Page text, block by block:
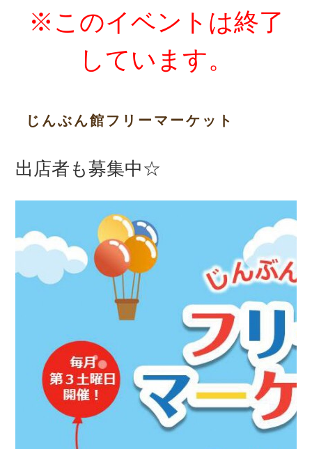
※このイベントは終了
しています。
じんぶん館フリーマーケット
出店者も募集中☆